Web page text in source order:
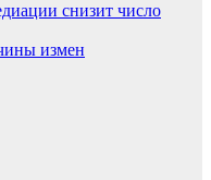
снизит число
измен